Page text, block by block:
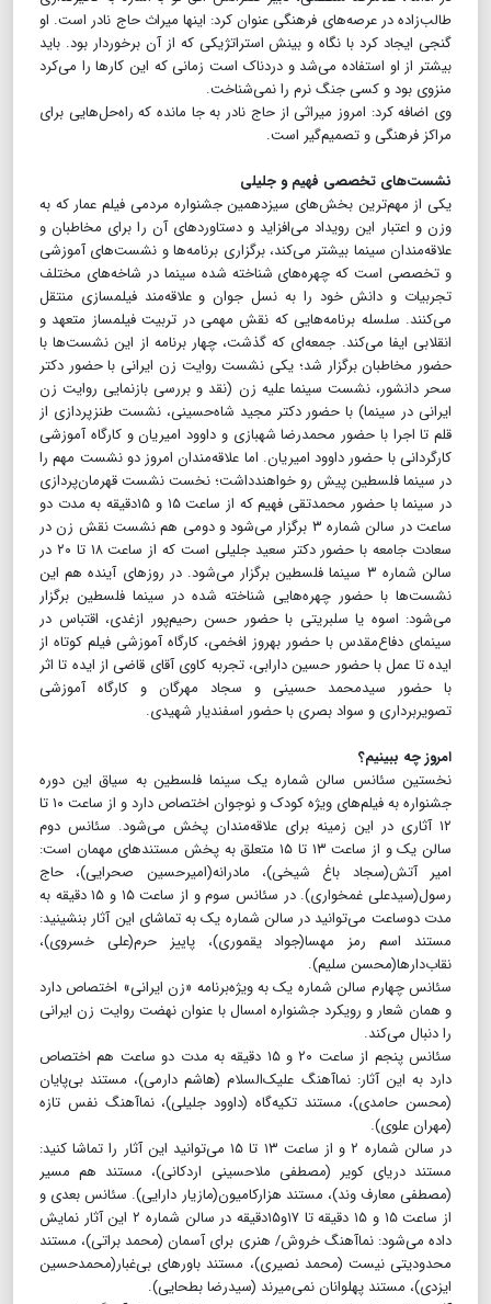
طالب‌زاده در عرصه‌های فرهنگی عنوان کرد: اینها میراث حاج نادر است. او
گنجی ایجاد کرد با نگاه و بینش استراتژیکی که از آن برخوردار بود. باید
بیشتر از او استفاده می‌شد و دردناک است زمانی که این کارها را می‌کرد
منزوی بود و کسی جنگ نرم را نمی‌شناخت.
وی اضافه کرد: امروز میراثی از حاج نادر به جا مانده که راه‌حل‌هایی برای
مراکز فرهنگی و تصمیم‌گیر است.
نشست‌های تخصصی فهیم و جلیلی
یکی از مهم‌ترین بخش‌های سیزدهمین جشنواره مردمی فیلم عمار که به
وزن و اعتبار این رویداد می‌افزاید و دستاوردهای آن را برای مخاطبان و
علاقه‌مندان سینما بیشتر می‌کند، برگزاری برنامه‌ها و نشست‌های آموزشی
و تخصصی است که چهره‌های شناخته شده سینما در شاخه‌های مختلف
تجربیات و دانش خود را به نسل جوان و علاقه‌مند فیلمسازی منتقل
می‌کنند. سلسله برنامه‌هایی که نقش مهمی در تربیت فیلمساز متعهد و
انقلابی ایفا می‌کند. جمعه‌ای که گذشت، چهار برنامه از این نشست‌ها با
حضور مخاطبان برگزار شد؛ یکی نشست روایت زن ایرانی با حضور دکتر
سحر دانشور، نشست سینما علیه زن (نقد و بررسی بازنمایی روایت زن
ایرانی در سینما) با حضور دکتر مجید شاه‌حسینی، نشست طنزپردازی از
قلم تا اجرا با حضور محمدرضا شهبازی و داوود امیریان و کارگاه آموزشی
کارگردانی با حضور داوود امیریان. اما علاقه‌مندان امروز دو نشست مهم را
در سینما فلسطین پیش رو خواهندداشت؛ نخست نشست قهرمان‌پردازی
در سینما با حضور محمدتقی فهیم که از ساعت ۱۵ و ۱۵دقیقه به مدت دو
ساعت در سالن شماره ۳ برگزار می‌شود و دومی هم نشست نقش زن در
سعادت جامعه با حضور دکتر سعید جلیلی است که از ساعت ۱۸ تا ۲۰ در
سالن شماره ۳ سینما فلسطین برگزار می‌شود. در روزهای آینده هم این
نشست‌ها با حضور چهره‌هایی شناخته شده در سینما فلسطین برگزار
می‌شود: اسوه یا سلبریتی با حضور حسن رحیم‌پور ازغدی، اقتباس در
سینمای دفاع‌مقدس با حضور بهروز افخمی، کارگاه آموزشی فیلم کوتاه از
ایده تا عمل با حضور حسین دارابی، تجربه کاوی آقای قاضی از ایده تا اثر
با حضور سیدمحمد حسینی و سجاد مهرگان و کارگاه آموزشی
تصویربرداری و سواد بصری با حضور اسفندیار شهیدی.
امروز چه ببینیم؟
نخستین سئانس سالن شماره یک سینما فلسطین به سیاق این دوره
جشنواره به فیلم‌های ویژه کودک و نوجوان اختصاص دارد و از ساعت ۱۰ تا
۱۲ آثاری در این زمینه برای علاقه‌مندان پخش می‌شود. سئانس دوم
سالن یک و از ساعت ۱۳ تا ۱۵ متعلق به پخش مستندهای مهمان است:
امیر آتش(سجاد باغ شیخی)، مادرانه(امیرحسین صحرایی)، حاج
رسول(سیدعلی غمخواری). در سئانس سوم و از ساعت ۱۵ و ۱۵ دقیقه به
مدت دو‌ساعت می‌توانید در سالن شماره یک به تماشای این آثار بنشینید:
مستند اسم رمز مهسا(جواد یقموری)، پاییز حرم(علی خسروی)،
نقاب‌دارها(محسن سلیم).
سئانس چهارم سالن شماره یک به ویژه‌برنامه «زن ایرانی» اختصاص دارد
و همان شعار و رویکرد جشنواره امسال با عنوان نهضت روایت زن ایرانی
را دنبال می‌کند.
سئانس پنجم از ساعت ۲۰ و ۱۵ دقیقه به مدت دو ساعت هم اختصاص
دارد به این آثار: نماآهنگ علیک‌السلام (هاشم دارمی)، مستند بی‌پایان
(محسن حامدی)، مستند تکیه‌گاه (داوود جلیلی)، نماآهنگ نفس تازه
(مهران علوی).
در سالن شماره ۲ و از ساعت ۱۳ تا ۱۵ می‌توانید این آثار را تماشا کنید:
مستند دریای کویر (مصطفی ملاحسینی اردکانی)، مستند هم مسیر
(مصطفی معارف وند)، مستند هزار‌کامیون(مازیار دارایی). سئانس بعدی و
از ساعت ۱۵ و ۱۵ دقیقه تا ۱۷و۱۵دقیقه در سالن شماره ۲ این آثار نمایش
داده می‌شود: نماآهنگ خروش/ هنری برای آسمان (محمد براتی)، مستند
محدودیتی نیست (محمد نصیری)، مستند باورهای بی‌غبار(محمدحسین
ایزدی)، مستند پهلوانان نمی‌میرند (سیدرضا بطحایی).